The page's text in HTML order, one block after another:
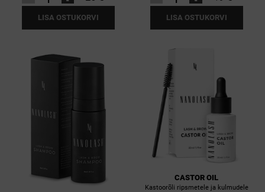
LISA OSTUKORVI LISA OSTUKORVI
CASTOR OIL
Kastoorõli ripsmetele ja kulmudele